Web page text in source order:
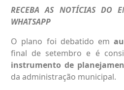
RECEBA AS NOTÍCIAS DO
WHATSAPP
O plano foi debatido em
final de setembro e é
instrumento de
da administração municipal.